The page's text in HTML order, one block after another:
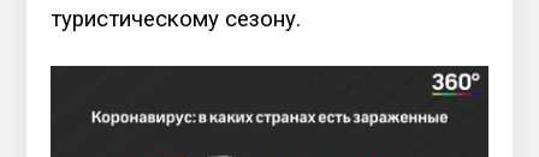
туристическому сезону.